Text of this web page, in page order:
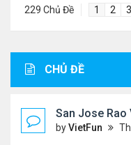
229 Chủ Đề
1 2 3
CHỦ ĐỀ
San Jose Rao
byVietFun Thứ 2